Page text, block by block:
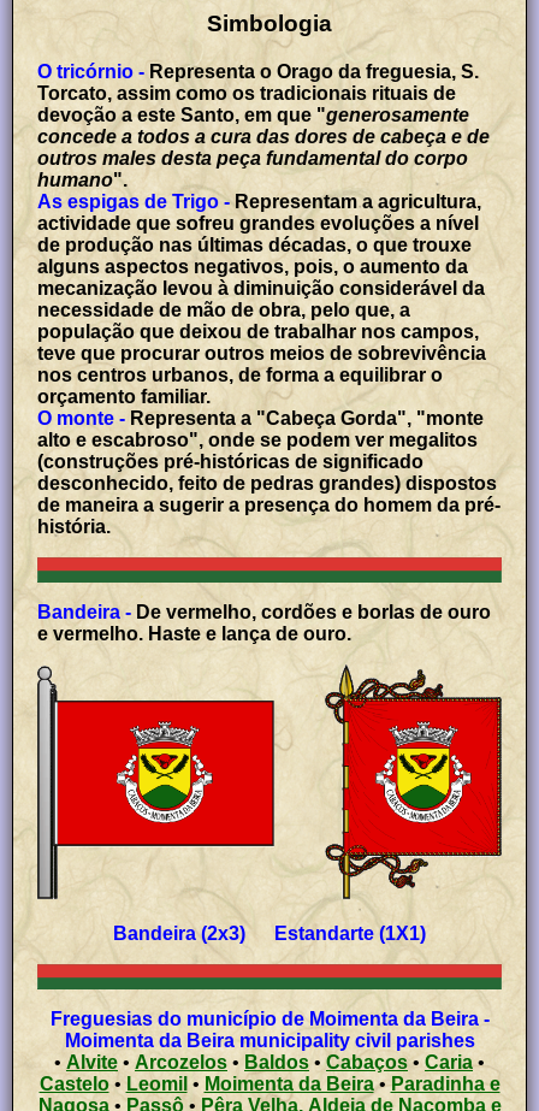
Simbologia
O tricórnio - Representa o Orago da freguesia, S.
Torcato, assim como os tradicionais rituais de
devoção a este Santo, em que "generosamente
concede a todos a cura das dores de cabeça e de
outros males desta peça fundamental do corpo
humano".
As espigas de Trigo -Representam a agricultura,
actividade que sofreu grandes evoluções a nível
de produção nas últimas décadas, o que trouxe
alguns aspectos negativos, pois, o aumento da
mecanização levou à diminuição considerável da
necessidade de mão de obra, pelo que, a
população que deixou de trabalhar nos campos,
teve que procurar outros meios de sobrevivência
nos centros urbanos, de forma a equilibrar o
orçamento familiar.
O monte - Representa a "Cabeça Gorda", "monte
alto e escabroso", onde se podem ver megalitos
(construções pré-históricas de significado
desconhecido, feito de pedras grandes) dispostos
de maneira a sugerir a presença do homem da pré-
história.
Bandeira - De vermelho, cordões e borlas de ouro
e vermelho. Haste e lança de ouro.
Bandeira (2x3) Estandarte (1X1)
Freguesias do município de Moimenta da Beira -
Moimenta da Beira municipality civil parishes
• Alvite • Arcozelos • Baldos • Cabaços • Caria•
Castelo• Leomil • Moimenta da Beira•Paradinha e
Nagosa• Passô• Pêra Velha, Aldeia de Nacomba e